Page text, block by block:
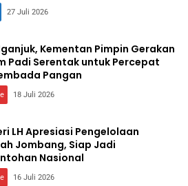
27 Juli 2026
Kementan Pimpin Gerakan
Padi Serentak untuk Percepat
Pangan
18 Juli 2026
LH Apresiasi Pengelolaan
Jombang, Siap Jadi
Nasional
16 Juli 2026